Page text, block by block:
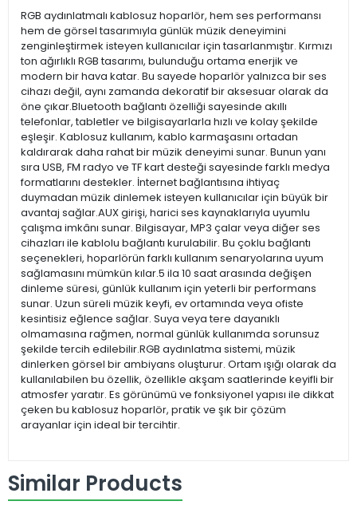
RGB aydınlatmalı kablosuz hoparlör, hem ses performansı
hem de görsel tasarımıyla günlük müzik deneyimini
zenginleştirmek isteyen kullanıcılar için tasarlanmıştır. Kırmızı
ton ağırlıklı RGB tasarımı, bulunduğu ortama enerjik ve
modern bir hava katar. Bu sayede hoparlör yalnızca bir ses
cihazı değil, aynı zamanda dekoratif bir aksesuar olarak da
öne çıkar.Bluetooth bağlantı özelliği sayesinde akıllı
telefonlar, tabletler ve bilgisayarlarla hızlı ve kolay şekilde
eşleşir. Kablosuz kullanım, kablo karmaşasını ortadan
kaldırarak daha rahat bir müzik deneyimi sunar. Bunun yanı
sıra USB, FM radyo ve TF kart desteği sayesinde farklı medya
formatlarını destekler. İnternet bağlantısına ihtiyaç
duymadan müzik dinlemek isteyen kullanıcılar için büyük bir
avantaj sağlar.AUX girişi, harici ses kaynaklarıyla uyumlu
çalışma imkânı sunar. Bilgisayar, MP3 çalar veya diğer ses
cihazları ile kablolu bağlantı kurulabilir. Bu çoklu bağlantı
seçenekleri, hoparlörün farklı kullanım senaryolarına uyum
sağlamasını mümkün kılar.5 ila 10 saat arasında değişen
dinleme süresi, günlük kullanım için yeterli bir performans
sunar. Uzun süreli müzik keyfi, ev ortamında veya ofiste
kesintisiz eğlence sağlar. Suya veya tere dayanıklı
olmamasına rağmen, normal günlük kullanımda sorunsuz
şekilde tercih edilebilir.RGB aydınlatma sistemi, müzik
dinlerken görsel bir ambiyans oluşturur. Ortam ışığı olarak da
kullanılabilen bu özellik, özellikle akşam saatlerinde keyifli bir
atmosfer yaratır. Es görünümü ve fonksiyonel yapısı ile dikkat
çeken bu kablosuz hoparlör, pratik ve şık bir çözüm
arayanlar için ideal bir tercihtir.
Similar Products